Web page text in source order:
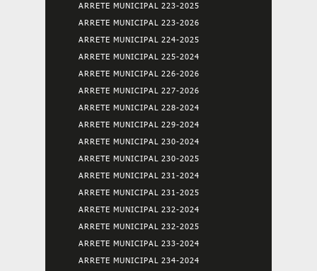
ARRETE MUNICIPAL 223-2025
ARRETE MUNICIPAL 223-2026
ARRETE MUNICIPAL 224-2025
ARRETE MUNICIPAL 225-2024
ARRETE MUNICIPAL 226-2026
ARRETE MUNICIPAL 227-2026
ARRETE MUNICIPAL 228-2024
ARRETE MUNICIPAL 229-2024
ARRETE MUNICIPAL 230-2024
ARRETE MUNICIPAL 230-2025
ARRETE MUNICIPAL 231-2024
ARRETE MUNICIPAL 231-2025
ARRETE MUNICIPAL 232-2024
ARRETE MUNICIPAL 232-2025
ARRETE MUNICIPAL 233-2024
ARRETE MUNICIPAL 234-2024